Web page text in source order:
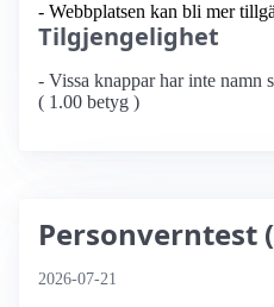
- Webbplatsen kan bli mer
Tilgjengelighet
- Vissa knappar har inte namn
( 1.00 betyg )
Personverntest
2026-07-21